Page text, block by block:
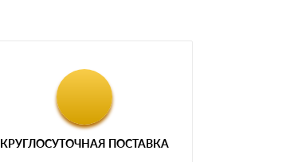
КРУГЛОСУТОЧНАЯ ПОСТАВКА